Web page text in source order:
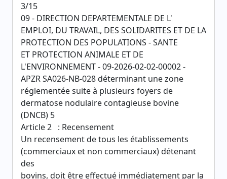
3/15
09 - DIRECTION DEPARTEMENTALE DE L'
EMPLOI, DU TRAVAIL, DES SOLIDARITES ET DE LA
PROTECTION DES POPULATIONS - SANTE
ET PROTECTION ANIMALE ET DE
L'ENVIRONNEMENT - 09-2026-02-02-00002 -
APZR SA026-NB-028 déterminant une zone
réglementée suite à plusieurs foyers de
dermatose nodulaire contagieuse bovine
(DNCB) 5
Article 2 : Recensement
Un recensement de tous les établissements
(commerciaux et non commerciaux) détenant
des
bovins, doit être effectué immédiatement par la